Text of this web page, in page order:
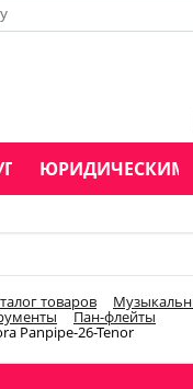
ЮРИДИЧЕСКИМ
товаров
Пан-флейты
Panpipe-26-Tenor